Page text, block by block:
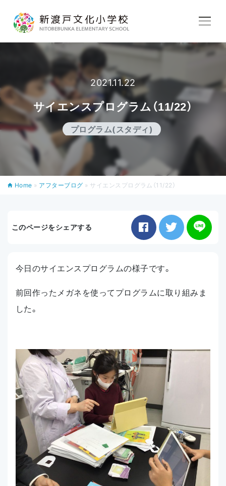
学校紹介
教育内容
学校生活
入学案内
2021.11.22
サイエンスプログラム（11/22）
プログラム(スタディ)
Home » アフターブログ » サイエンスプログラム（11/22）
このページをシェアする
今日のサイエンスプログラムの様子です。
前回作ったメガネを使ってプログラムに取り組みま
した。